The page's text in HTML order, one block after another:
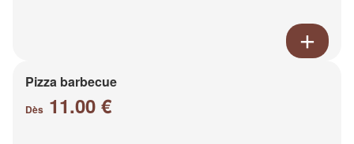
Pizza barbecue
Dès 11.00 €